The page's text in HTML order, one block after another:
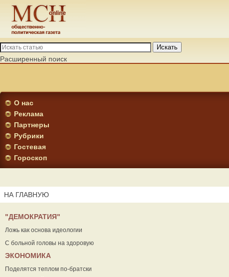
Искать
Расширенный поиск
О нас
Реклама
Партнеры
Рубрики
Гостевая
Гороскоп
НА ГЛАВНУЮ
"ДЕМОКРАТИЯ"
Ложь как основа идеологии
С больной головы на здоровую
ЭКОНОМИКА
Поделятся теплом по-братски